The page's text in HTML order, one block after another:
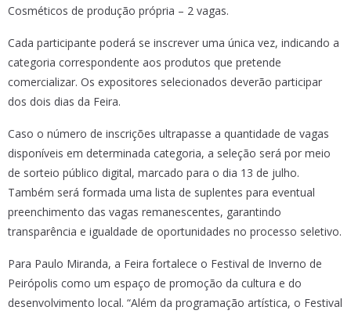
Cosméticos de produção própria – 2 vagas.
Cada participante poderá se inscrever uma única vez, indicando a
categoria correspondente aos produtos que pretende
comercializar. Os expositores selecionados deverão participar
dos dois dias da Feira.
Caso o número de inscrições ultrapasse a quantidade de vagas
disponíveis em determinada categoria, a seleção será por meio
de sorteio público digital, marcado para o dia 13 de julho.
Também será formada uma lista de suplentes para eventual
preenchimento das vagas remanescentes, garantindo
transparência e igualdade de oportunidades no processo seletivo.
Para Paulo Miranda, a Feira fortalece o Festival de Inverno de
Peirópolis como um espaço de promoção da cultura e do
desenvolvimento local. “Além da programação artística, o Festival